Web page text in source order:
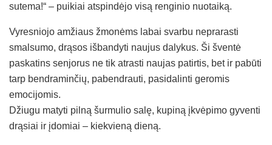
sutema!“ – puikiai atspindėjo visą renginio nuotaiką.
Vyresniojo amžiaus žmonėms labai svarbu neprarasti
smalsumo, drąsos išbandyti naujus dalykus. Ši šventė
paskatins senjorus ne tik atrasti naujas patirtis, bet ir pabūti
tarp bendraminčių, pabendrauti, pasidalinti geromis
emocijomis.
Džiugu matyti pilną šurmulio salę, kupiną įkvėpimo gyventi
drąsiai ir įdomiai – kiekvieną dieną.